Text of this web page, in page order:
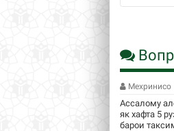
Мехринисо
Ассалому
як хафта 5
барои